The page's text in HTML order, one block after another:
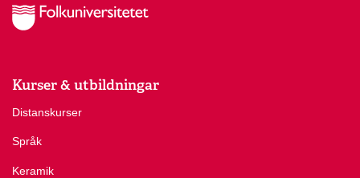
Kurser & utbildningar
Distanskurser
Språk
Keramik